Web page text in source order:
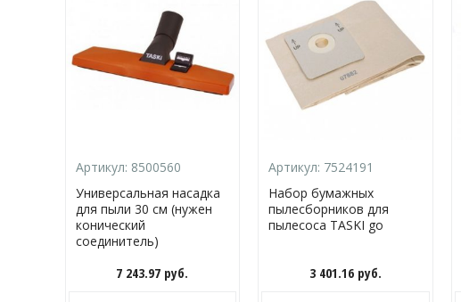
Артикул: 8500560
Универсальная насадка
для пыли 30 см (нужен
конический
соединитель)
7 243.97 руб.
Артикул: 7524191
Набор бумажных
пылесборников для
пылесоса TASKI go
3 401.16 руб.